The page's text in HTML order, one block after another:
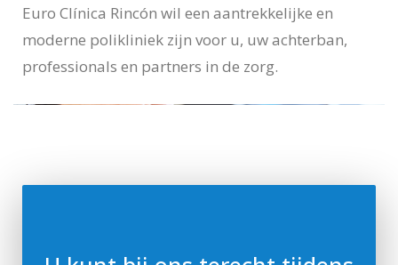
Euro Clínica Rincón wil een aantrekkelijke en
moderne polikliniek zijn voor u, uw achterban,
professionals en partners in de zorg.